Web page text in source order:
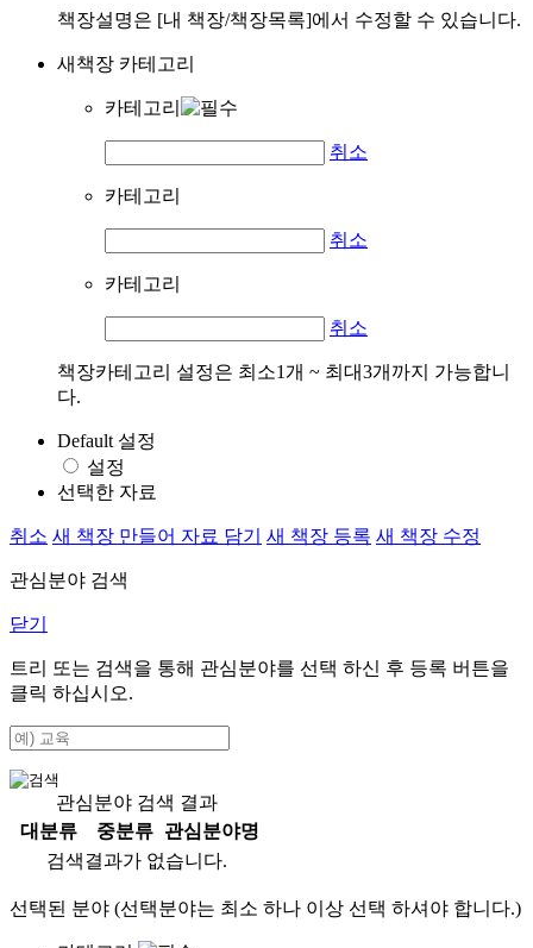
책장설명은 [내 책장/책장목록]에서 수정할 수 있습니다.
새책장 카테고리
카테고리
취소
카테고리
취소
카테고리
취소
책장카테고리 설정은 최소1개 ~ 최대3개까지 가능합니
다.
Default 설정
설정
선택한 자료
취소 새 책장 만들어 자료 담기 새 책장 등록 새 책장 수정
관심분야 검색
닫기
트리 또는 검색을 통해 관심분야를 선택 하신 후 등록 버튼을
클릭 하십시오.
관심분야 검색 결과
대분류
중분류
관심분야명
검색결과가 없습니다.
선택된 분야 (선택분야는 최소 하나 이상 선택 하셔야 합니다.)